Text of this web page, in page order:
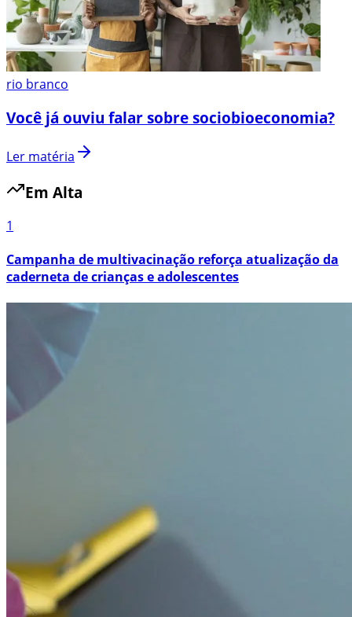
rio branco
Você já ouviu falar sobre sociobioeconomia?
Ler matéria
Em Alta
1
Campanha de multivacinação reforça atualização da
caderneta de crianças e adolescentes